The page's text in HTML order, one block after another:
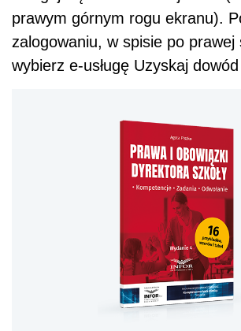
prawym górnym rogu ekranu).
zalogowaniu, w spisie po prawej
wybierz e-usługę Uzyskaj